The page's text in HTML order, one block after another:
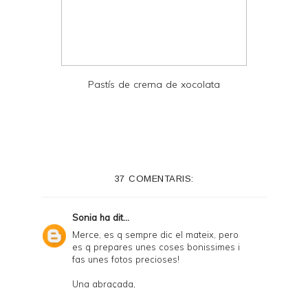
Pastís de crema de xocolata
37 COMENTARIS:
Sonia ha dit...
Merce, es q sempre dic el mateix, pero
es q prepares unes coses bonissimes i
fas unes fotos precioses!
Una abraçada,